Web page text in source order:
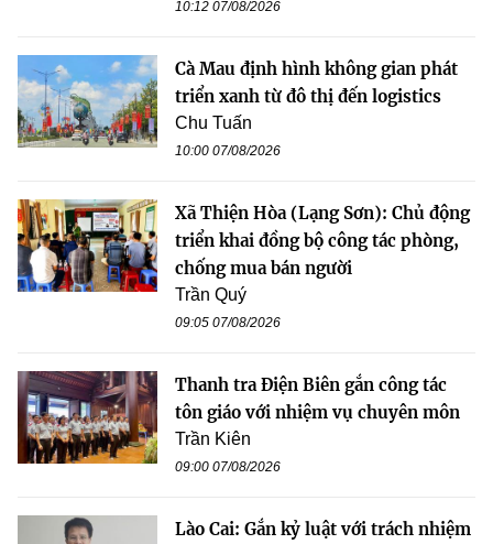
10:12 07/08/2026
Cà Mau định hình không gian phát
triển xanh từ đô thị đến logistics
Chu Tuấn
10:00 07/08/2026
Xã Thiện Hòa (Lạng Sơn): Chủ động
triển khai đồng bộ công tác phòng,
chống mua bán người
Trần Quý
09:05 07/08/2026
Thanh tra Điện Biên gắn công tác
tôn giáo với nhiệm vụ chuyên môn
Trần Kiên
09:00 07/08/2026
Lào Cai: Gắn kỷ luật với trách nhiệm